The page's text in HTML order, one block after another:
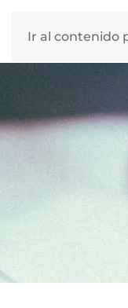
Ir al contenido